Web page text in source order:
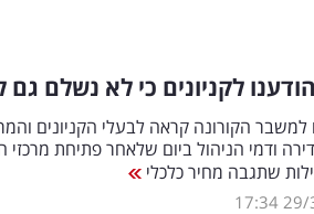
לקניונים כי לא נשלם
הקורונה קראה לבעלי הקניונים
ודמי הניהול ביום שלאחר פתיחת מרכזי
שתגבה מחיר כלכלי
29/
17:34